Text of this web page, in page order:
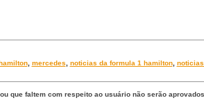
, mercedes noticias da formula 1 hamilton,
que faltem com respeito ao usuário não serão